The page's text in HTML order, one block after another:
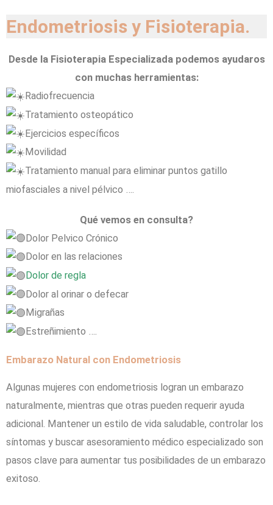
Endometriosis y Fisioterapia.
Desde la Fisioterapia Especializada podemos ayudaros
con muchas herramientas:
Radiofrecuencia
Tratamiento osteopático
Ejercicios específicos
Movilidad
Tratamiento manual para eliminar puntos gatillo
miofasciales a nivel pélvico ….
Qué vemos en consulta?
Dolor Pelvico Crónico
Dolor en las relaciones
Dolor de regla
Dolor al orinar o defecar
Migrañas
Estreñimiento ….
Embarazo Natural con Endometriosis
Algunas mujeres con endometriosis logran un embarazo
naturalmente, mientras que otras pueden requerir ayuda
adicional. Mantener un estilo de vida saludable, controlar los
síntomas y buscar asesoramiento médico especializado son
pasos clave para aumentar tus posibilidades de un embarazo
exitoso.